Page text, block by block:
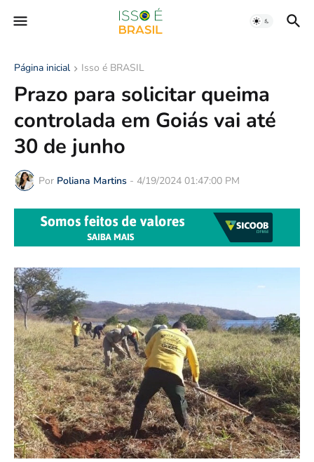
Página inicial Isso é BRASIL
Prazo para solicitar queima
controlada em Goiás vai até
30 de junho
Por Poliana Martins - 4/19/2024 01:47:00 PM